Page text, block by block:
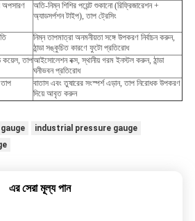
অপসারণ
অতি-নিম্ন শিশির পয়েন্ট শুকানো (রিফ্রিজারেশন +
অ্যাডসর্পশন টাইপ), তাপ ট্রেসিং
নিম্ন তাপমাত্রা অনমনীয়তা সঙ্গে উপকরণ নির্বাচন করুন,
ঠান্ডা সঙ্কুচিত কারণে ফুটো প্রতিরোধ
কয়েল, তাপআইসোলেশন বক্স, স্থানীয় গরম ইনস্টল করুন, ঠান্ডা
ঘনীভবন প্রতিরোধ
বাতাস এবং তুষারের সংস্পর্শ এড়ান, তাপ নিরোধক উপকরণ
দিয়ে আবৃত করুন
industrial pressure gauge
এর সেরা মূল্য পান